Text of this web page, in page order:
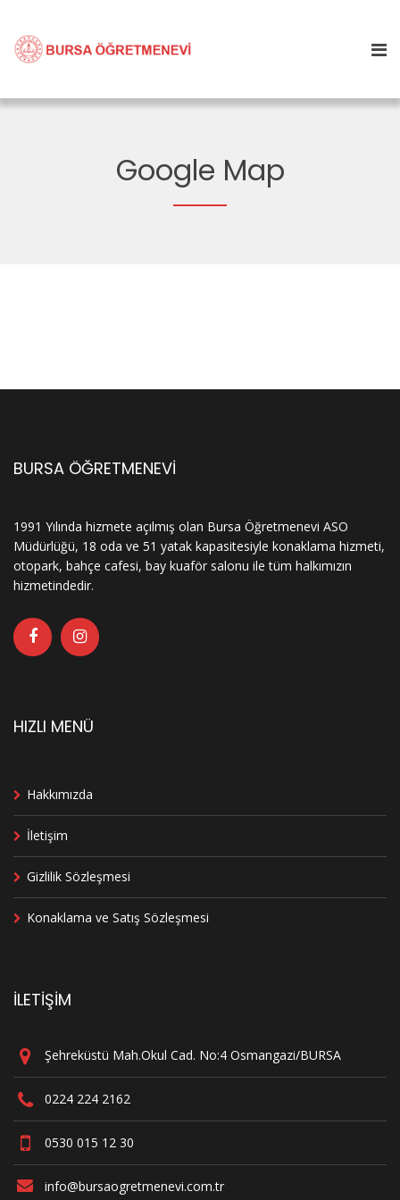
Google Map
BURSA ÖĞRETMENEVİ
1991 Yılında hizmete açılmış olan Bursa Öğretmenevi ASO
Müdürlüğü, 18 oda ve 51 yatak kapasitesiyle konaklama hizmeti,
otopark, bahçe cafesi, bay kuaför salonu ile tüm halkımızın
hizmetindedir.
HIZLI MENÜ
Hakkımızda
İletişim
Gizlilik Sözleşmesi
Konaklama ve Satış Sözleşmesi
İLETİŞİM
Şehreküstü Mah.Okul Cad. No:4 Osmangazi/BURSA
0224 224 2162
0530 015 12 30
info@bursaogretmenevi.com.tr